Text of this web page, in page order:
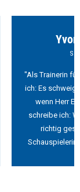
"Als Trainerin
ich: Es
wenn Herr
schreibe ich:
richtig
Schauspielerin